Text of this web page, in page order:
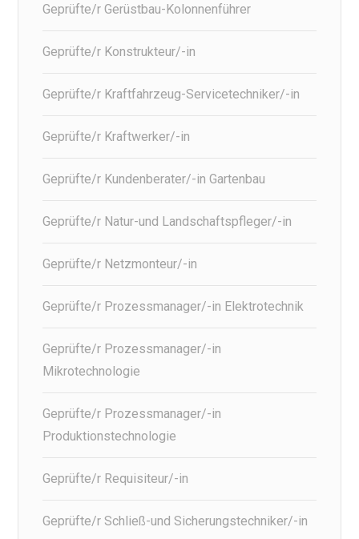
Geprüfte/r Gerüstbau-Kolonnenführer
Geprüfte/r Konstrukteur/-in
Geprüfte/r Kraftfahrzeug-Servicetechniker/-in
Geprüfte/r Kraftwerker/-in
Geprüfte/r Kundenberater/-in Gartenbau
Geprüfte/r Natur-und Landschaftspfleger/-in
Geprüfte/r Netzmonteur/-in
Geprüfte/r Prozessmanager/-in Elektrotechnik
Geprüfte/r Prozessmanager/-in
Mikrotechnologie
Geprüfte/r Prozessmanager/-in
Produktionstechnologie
Geprüfte/r Requisiteur/-in
Geprüfte/r Schließ-und Sicherungstechniker/-in